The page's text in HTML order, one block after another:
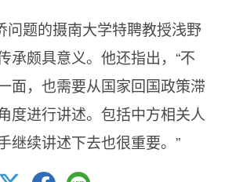
问题的摄南大学特聘教授浅野
承颇具意义。他还指出，“不
面，也需要从国家回国政策滞
度进行讲述。包括中方相关人
继续讲述下去也很重要。”